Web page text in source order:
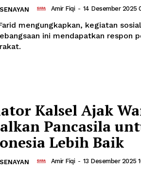
Amir Fiqi - 14 Desember 2025
mengungkapkan, kegiatan
ini mendapatkan respon
Kalsel Ajak
Pancasila
Lebih Baik
Amir Fiqi - 13 Desember 2025